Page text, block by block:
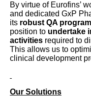
By virtue of Eurofins’
and dedicated GxP
its robust QA
position to undertake
activities required to
This allows us to
clinical development
Our Solutions